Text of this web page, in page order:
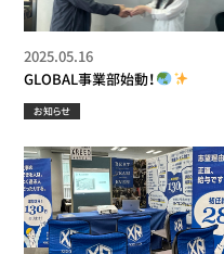
GLOBAL事業部始動！
2025.05.16
お知らせ